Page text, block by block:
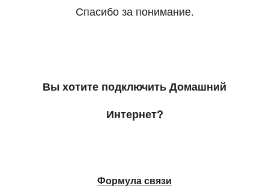
Спасибо за понимание.
Вы хотите подключить Домашний
Интернет?
Формула связи